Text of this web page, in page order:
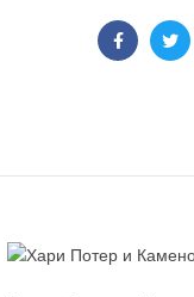
Facebook